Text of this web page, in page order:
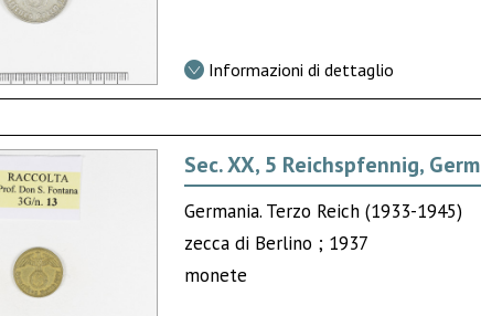
Informazioni di dettaglio
Sec. XX, 5 Reichspfennig,
Germania. Terzo Reich (1933-1945)
zecca di Berlino ; 1937
monete